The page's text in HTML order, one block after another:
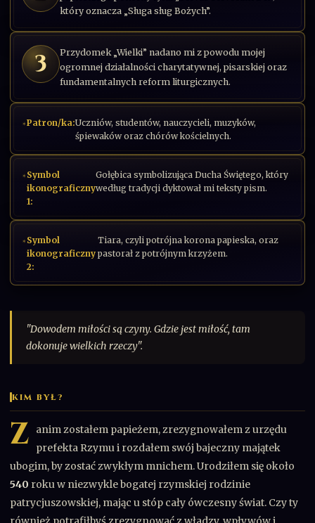
który oznacza „Sługa sług Bożych”.
3
Przydomek „Wielki” nadano mi z powodu mojej
ogromnej działalności charytatywnej, pisarskiej oraz
fundamentalnych reform liturgicznych.
Patron/ka:Uczniów, studentów, nauczycieli, muzyków,
śpiewaków oraz chórów kościelnych.
Symbol
ikonograficzny
1:
Gołębica symbolizująca Ducha Świętego, który
według tradycji dyktował mi teksty pism.
Symbol
ikonograficzny
2:
Tiara, czyli potrójna korona papieska, oraz
pastorał z potrójnym krzyżem.
"Dowodem miłości są czyny. Gdzie jest miłość, tam
dokonuje wielkich rzeczy".
KIM BYŁ?
Z
anim zostałem papieżem, zrezygnowałem z urzędu
prefekta Rzymu i rozdałem swój bajeczny majątek
ubogim, by zostać zwykłym mnichem. Urodziłem się około
540 roku w niezwykle bogatej rzymskiej rodzinie
patrycjuszowskiej, mając u stóp cały ówczesny świat. Czy ty